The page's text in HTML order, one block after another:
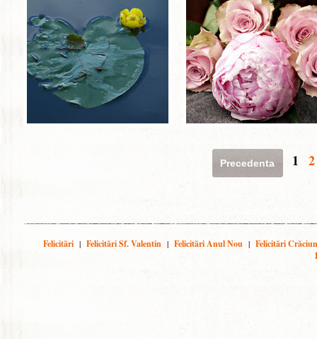
Precedenta 1 2
Felicitări | Felicitări Sf. Valentin | Felicitări Anul Nou | Felicitări